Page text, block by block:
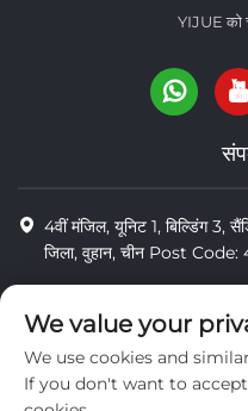
YIJUE को
4वीं मंजिल, यूनिट 1, बिल्डिंग 3,
जिला, वुहान, चीन Post
8618971664820
[email protected]
We value your
We use cookies and
If you don't want to